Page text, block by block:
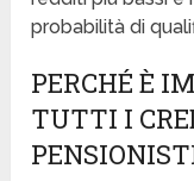
probabilità di
PERCHÉ È
TUTTI I